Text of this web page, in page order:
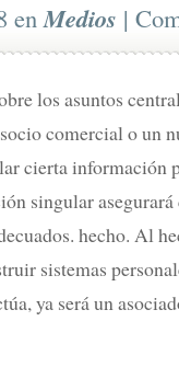
enMedios |
los asuntos
comercial o un
cierta información
singular asegurará
hecho. Al
sistemas
ya será un